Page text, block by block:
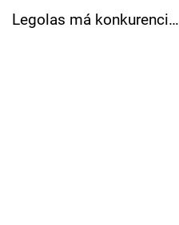
Přihlášení
Legolas má konkurenci…